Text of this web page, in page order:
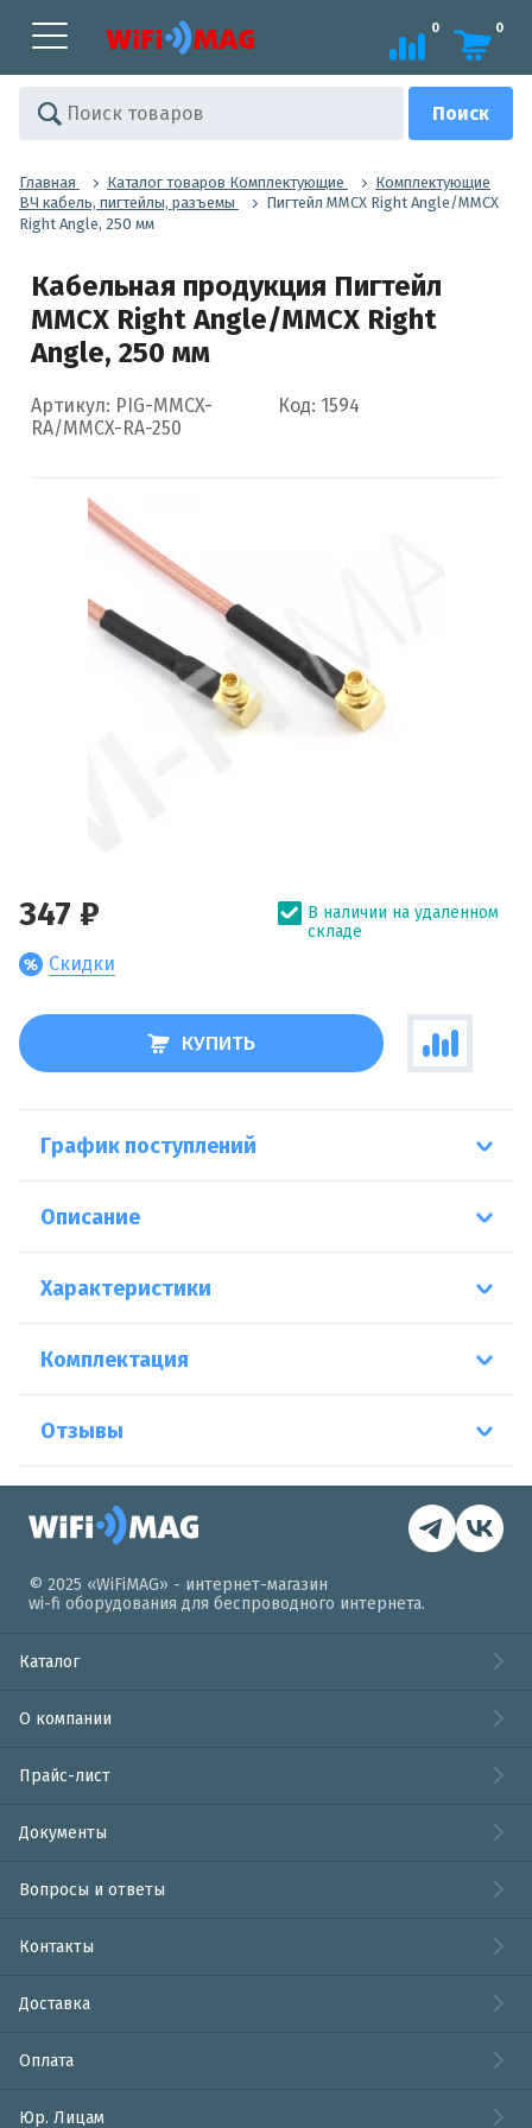
0 0
Главная Каталог товаров Комплектующие
Комплектующие
ВЧ кабель, пигтейлы, разъемы
Пигтейл MMCX Right Angle/MMCX
Right Angle, 250 мм
Кабельная продукция Пигтейл
MMCX Right Angle/MMCX Right
Angle, 250 мм
Артикул: PIG-MMCX-
RA/MMCX-RA-250
Код: 1594
347 ₽
Скидки
В наличии на удаленном
складе
КУПИТЬ
График поступлений
Описание
Характеристики
Комплектация
Отзывы
© 2025 «WiFiMAG» - интернет-магазин
wi-fi оборудования для беспроводного интернета.
Каталог
О компании
Прайс-лист
Документы
Вопросы и ответы
Контакты
Доставка
Оплата
Юр. Лицам